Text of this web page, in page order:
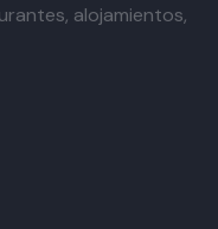
alojamientos,